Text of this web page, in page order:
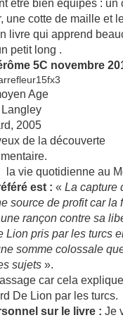
être bien équipés : un
une cotte de maille et
livre qui apprend
petit long .
5C novembre
Age
2005
de la découverte
la vie quotidienne au
est : « La capture
source de profit car la
rançon contre sa
pris par les turcs
somme colossale
sujets ».
car cela
De Lion par les turcs.
sur le livre : Je